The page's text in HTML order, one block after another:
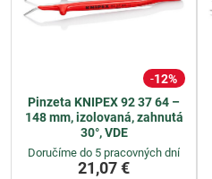
12%
Pinzeta KNIPEX 92 37 64 –
148 mm, izolovaná, zahnutá
30°, VDE
Doručíme do 5 pracovných dní
21,07 €